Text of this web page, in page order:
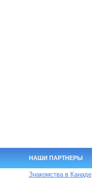
НАШИ ПАРТНЕРЫ
Знакомства в Канаде